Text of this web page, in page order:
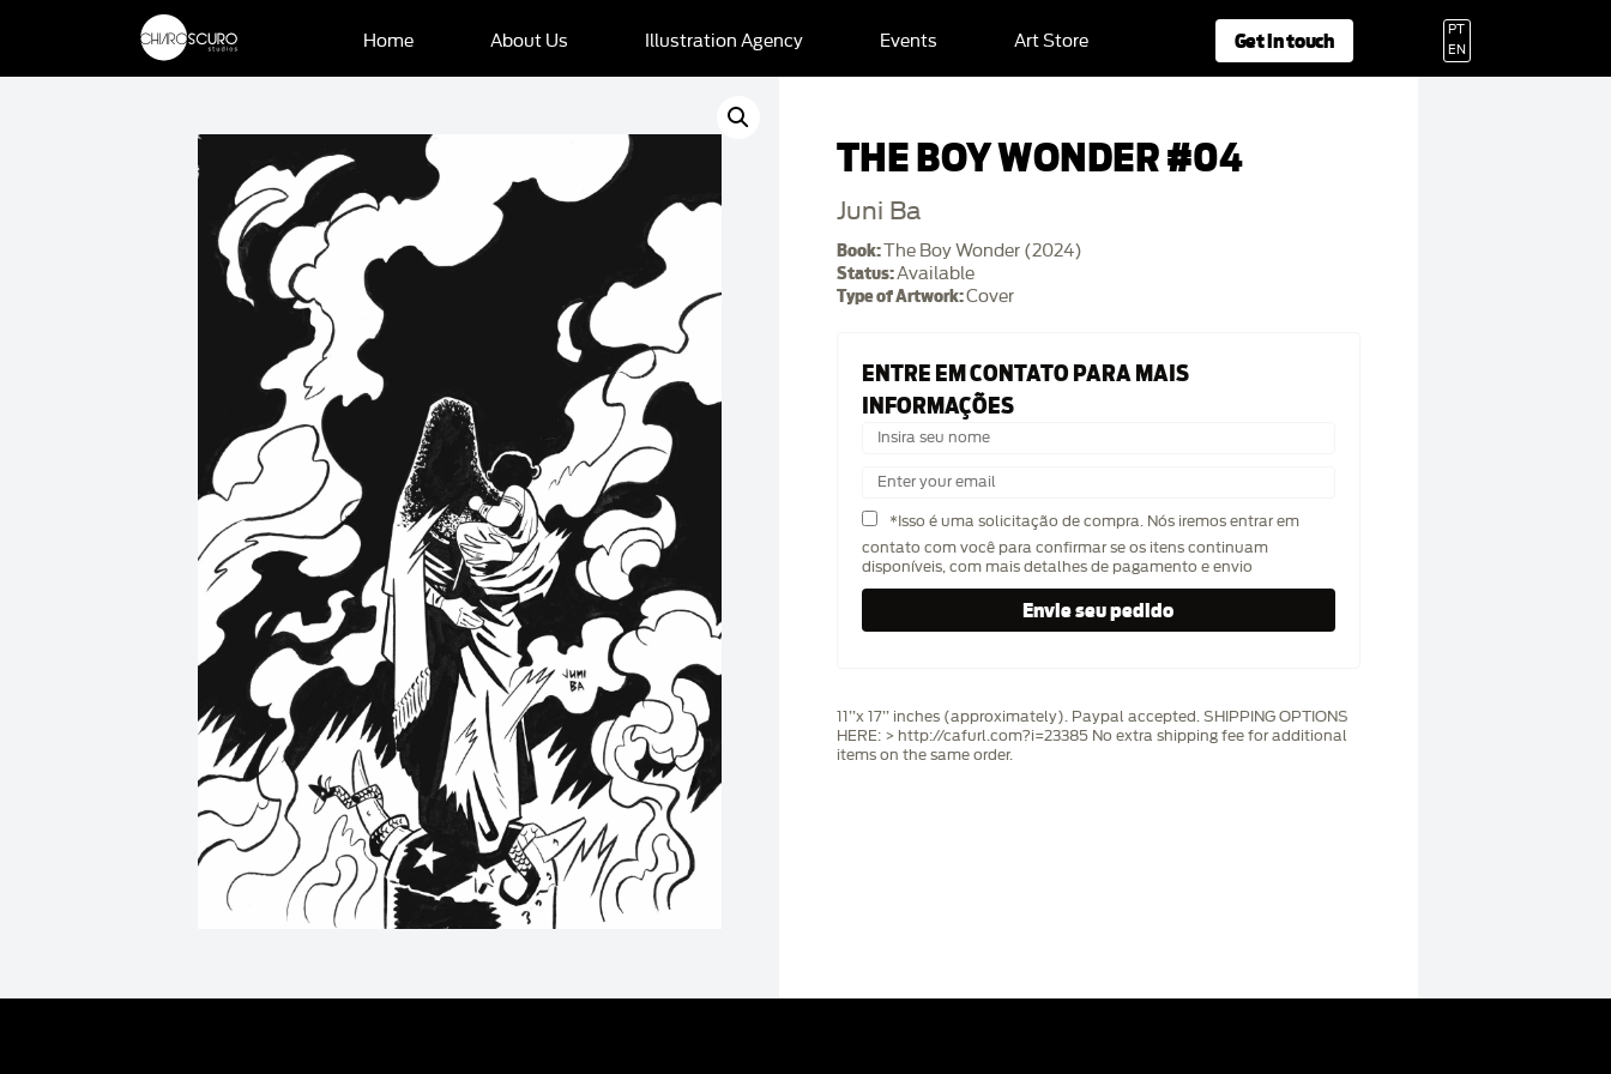
Home About Us Illustration Agency Events Art Store Get in touch
PT
EN
THE BOY WONDER #04
Juni Ba
Book:The Boy Wonder (2024)
Status:Available
Type of Artwork:Cover
ENTRE EM CONTATO PARA MAIS
INFORMAÇÕES
*Isso é uma solicitação de compra. Nós iremos entrar em
contato com você para confirmar se os itens continuam
disponíveis, com mais detalhes de pagamento e envio
11’’x 17’’ inches (approximately). Paypal accepted. SHIPPING OPTIONS
HERE: > http://cafurl.com?i=23385 No extra shipping fee for additional
items on the same order.